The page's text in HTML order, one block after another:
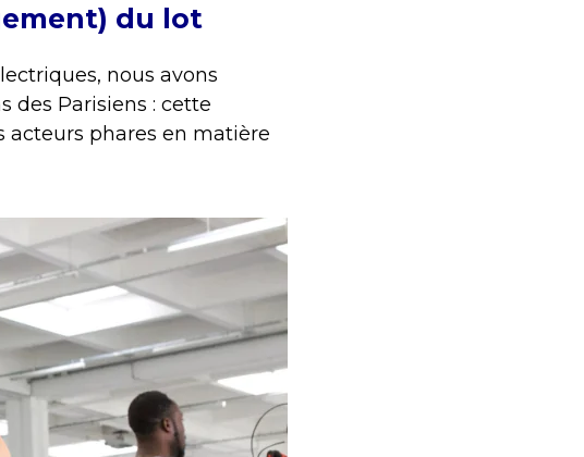
du lot
nous avons
des Parisiens : cette
acteurs phares en matière